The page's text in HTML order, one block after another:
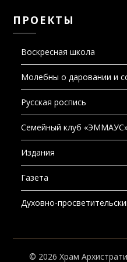
ПРОЕКТЫ
Воскресная школа
Молебны о даровании и
Русская роспись
Семейный клуб
Издания
Газета
Духовно-
© 2026 Храм